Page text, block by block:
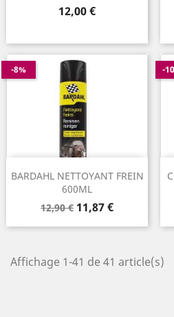
Prix
12,00 €
BARDAHL NETTOYANT FREIN
600ML
Prix
12,90 €
-8%
Prix
11,87 €
-
Affichage 1-41 de 41 article(s)